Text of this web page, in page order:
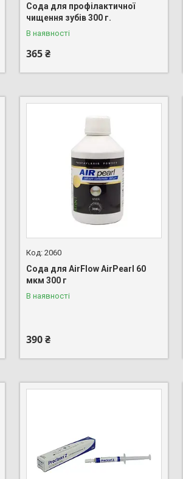
Сода для профілактичної
чищення зубів 300 г.
В наявності
365 ₴
2060
Сода для AirFlow AirPearl 60
мкм 300 г
В наявності
390 ₴